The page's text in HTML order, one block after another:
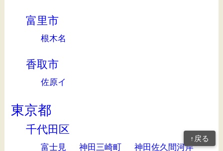
富里市
根木名
香取市
佐原イ
東京都
千代田区
富士見 神田三崎町 神田佐久間河岸
↑戻る